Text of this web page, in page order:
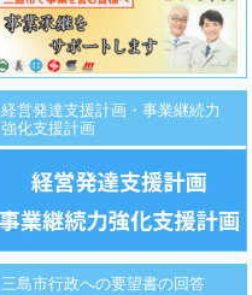
経営発達支援計画・事業継続力
強化支援計画
三島市行政への要望書の回答